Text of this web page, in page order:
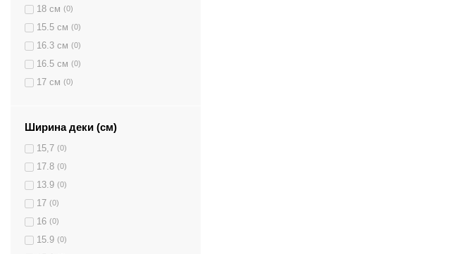
18 см (0)
15.5 см (0)
16.3 см (0)
16.5 см (0)
17 см (0)
Ширина деки (см)
15,7 (0)
17.8 (0)
13.9 (0)
17 (0)
16 (0)
15.9 (0)